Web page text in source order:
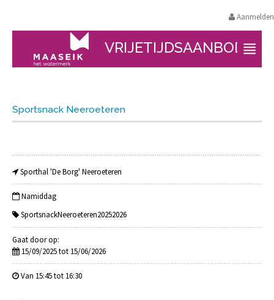
Aanmelden
VRIJETIJDSAANBOD
Sportsnack Neeroeteren
Sporthal 'De Borg' Neeroeteren
Namiddag
SportsnackNeeroeteren20252026
Gaat door op:
15/09/2025 tot 15/06/2026
Van 15:45 tot 16:30